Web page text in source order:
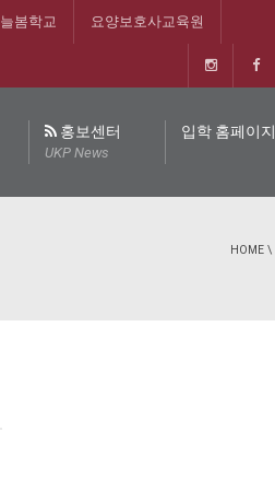
늘봄학교 요양보호사교육원
홍보센터
UKP News
입학 홈페이지
HOME \